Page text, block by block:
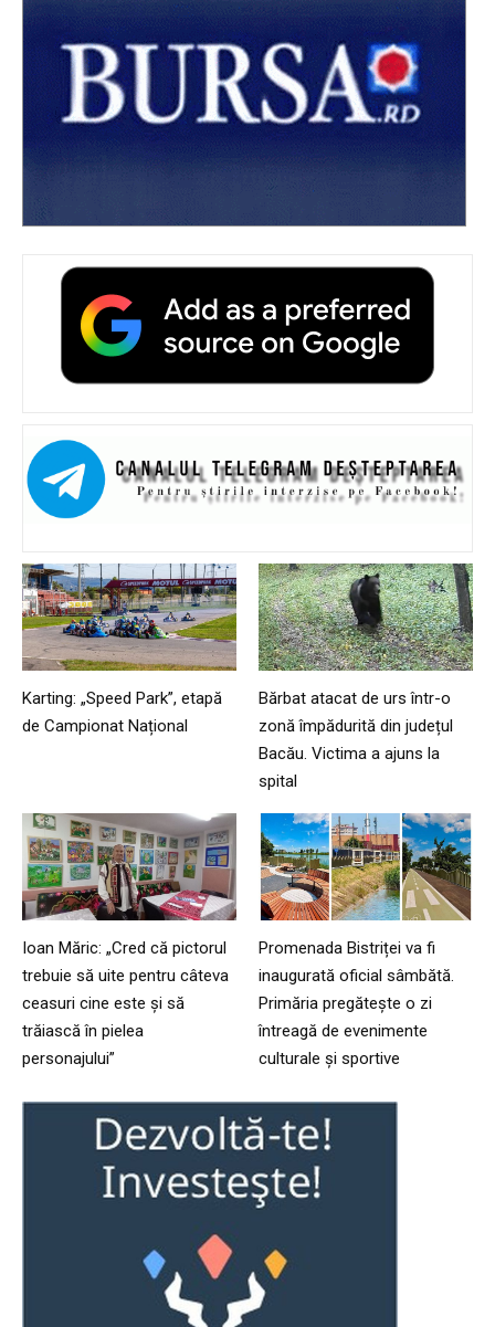
Karting: „Speed Park”, etapă
de Campionat Național
Bărbat atacat de urs într-o
zonă împădurită din județul
Bacău. Victima a ajuns la
spital
Ioan Măric: „Cred că pictorul
trebuie să uite pentru câteva
ceasuri cine este și să
trăiască în pielea
personajului”
Promenada Bistriței va fi
inaugurată oficial sâmbătă.
Primăria pregătește o zi
întreagă de evenimente
culturale și sportive